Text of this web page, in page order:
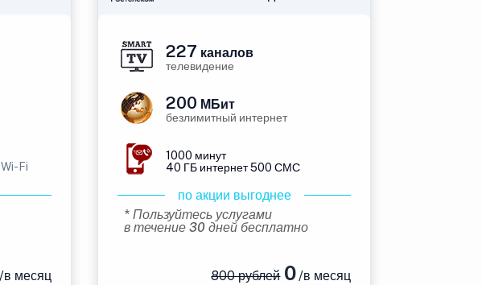
Fi
месяц
227 каналов
телевидение
200 МБит
безлимитный интернет
1000 минут
40 ГБ интернет 500 СМС
по акции выгоднее
* Пользуйтесь услугами
в течение 30 дней бесплатно
800 рублей0/в месяц